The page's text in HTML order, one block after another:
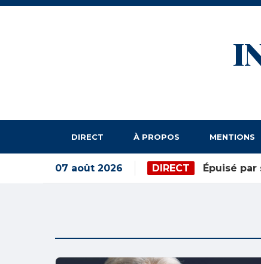
DIRECT À PROPOS MENTIONS
07 août 2026 DIRECT Épuisé